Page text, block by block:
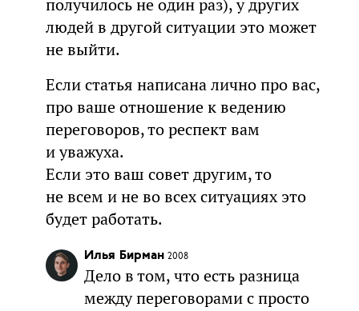
получилось не один раз), у других
людей в другой ситуации это может
не выйти.
Если статья написана лично про вас,
про ваше отношение к ведению
переговоров, то респект вам
и уважуха.
Если это ваш совет другим, то
не всем и не во всех ситуациях это
будет работать.
Илья Бирман 2008
Дело в том, что есть разница
между переговорами с просто